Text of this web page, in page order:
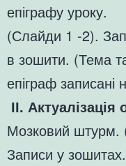
епіграфу уроку.
(Слайди 1 -2).
в зошити. (Тема
епіграф записані
ІІ.
Мозковий штурм.
Записи у зошитах.